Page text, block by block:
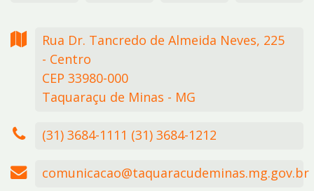
Rua Dr. Tancredo de Almeida Neves, 225
- Centro
CEP 33980-000
Taquaraçu de Minas - MG
(31) 3684-1111 (31) 3684-1212
comunicacao@taquaracudeminas.mg.gov.br